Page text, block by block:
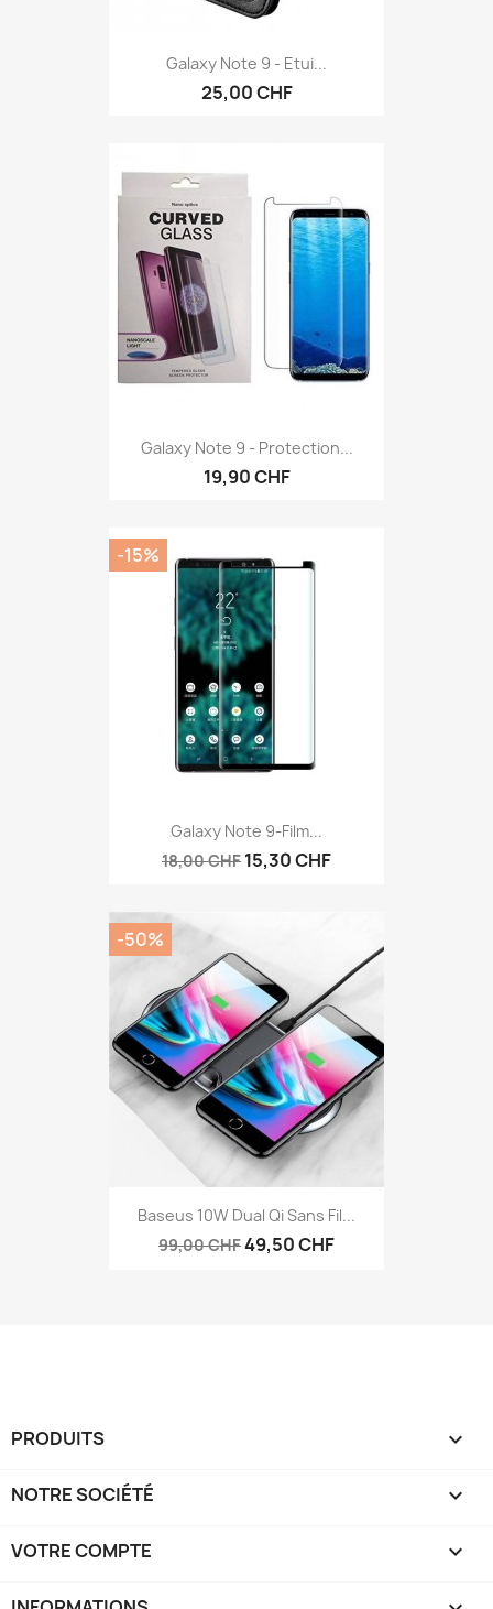
Galaxy Note 9 - Etui...
25,00 CHF
Galaxy Note 9 - Protection...
19,90 CHF
Galaxy Note 9-Film...
18,00 CHF 15,30 CHF
-15%
Baseus 10W Dual Qi Sans Fil...
99,00 CHF49,50 CHF
-50%
PRODUITS 
NOTRE SOCIÉTÉ 
VOTRE COMPTE 